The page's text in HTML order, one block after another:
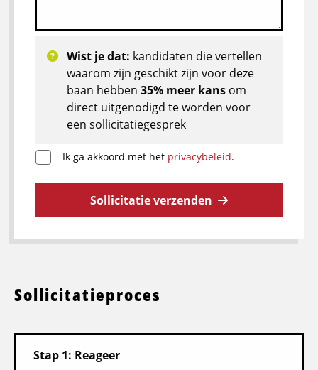
Wist je dat: kandidaten die vertellen
waarom zijn geschikt zijn voor deze
baan hebben 35% meer kans om
direct uitgenodigd te worden voor
een sollicitatiegesprek
Ik ga akkoord met het privacybeleid.
Sollicitatie verzenden
Sollicitatieproces